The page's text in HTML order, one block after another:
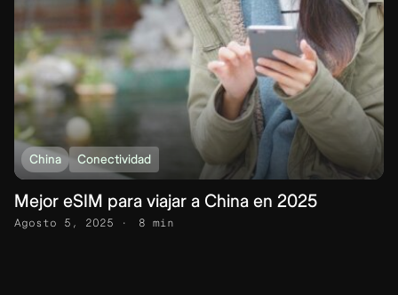
China Conectividad
Mejor eSIM para viajar a China en 2025
Agosto 5, 2025 8 min